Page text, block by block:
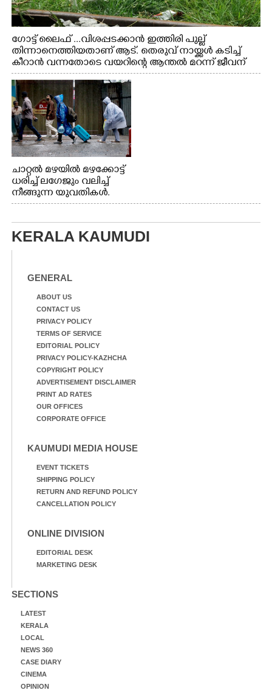
ഗോട്ട് ലൈഫ് ...വിശപ്പടക്കാൻ ഇത്തിരി പുല്ല്
തിന്നാനെത്തിയതാണ് ആട്. തെരുവ് നായ്ക്കൾ കടിച്ച്
കീറാൻ വന്നതോടെ വയറിന്റെ ആന്തൽ മറന്ന് ജീവന്
വേണ്ടിയായി ഓട്ടം. എറണാകുളം വാത്തുരുത്തിയിൽ
നിന്നുള്ള കാഴ്ച
ചാറ്റൽ മഴയിൽ മഴക്കോട്ട്
ധരിച്ച് ലഗേജും വലിച്ച്
നീങ്ങുന്ന യുവതികൾ.
എറണാകുളം മേനകയിൽ
KERALA KAUMUDI
GENERAL
ABOUT US
CONTACT US
PRIVACY POLICY
TERMS OF SERVICE
EDITORIAL POLICY
PRIVACY POLICY-KAZHCHA
COPYRIGHT POLICY
ADVERTISEMENT DISCLAIMER
PRINT AD RATES
OUR OFFICES
CORPORATE OFFICE
KAUMUDI MEDIA HOUSE
EVENT TICKETS
SHIPPING POLICY
RETURN AND REFUND POLICY
CANCELLATION POLICY
ONLINE DIVISION
EDITORIAL DESK
MARKETING DESK
SECTIONS
LATEST
KERALA
LOCAL
NEWS 360
CASE DIARY
CINEMA
OPINION